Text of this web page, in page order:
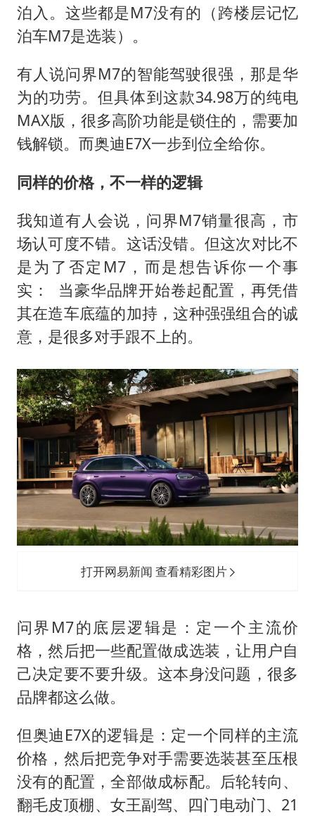
泊入。这些都是M7没有的（跨楼层记忆
泊车M7是选装）。
有人说问界M7的智能驾驶很强，那是华
为的功劳。但具体到这款34.98万的纯电
MAX版，很多高阶功能是锁住的，需要加
钱解锁。而奥迪E7X一步到位全给你。
同样的价格，不一样的逻辑
我知道有人会说，问界M7销量很高，市
场认可度不错。这话没错。但这次对比不
是为了否定M7，而是想告诉你一个事
实： 当豪华品牌开始卷起配置，再凭借
其在造车底蕴的加持，这种强强组合的诚
意，是很多对手跟不上的。
打开网易新闻 查看精彩图片
问界M7的底层逻辑是：定一个主流价
格，然后把一些配置做成选装，让用户自
己决定要不要升级。这本身没问题，很多
品牌都这么做。
但奥迪E7X的逻辑是：定一个同样的主流
价格，然后把竞争对手需要选装甚至压根
没有的配置，全部做成标配。后轮转向、
翻毛皮顶棚、女王副驾、四门电动门、21